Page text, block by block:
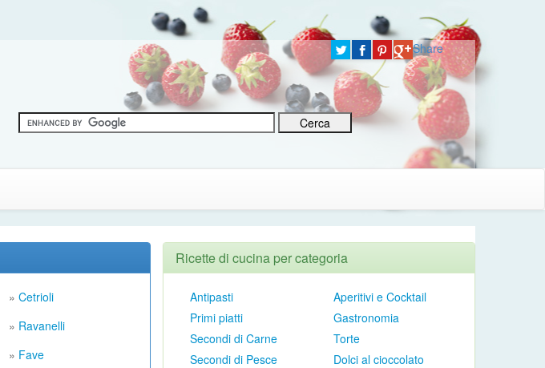
Share
» Cetrioli
» Ravanelli
» Fave
Ricette di cucina per categoria
Antipasti
Primi piatti
Secondi di Carne
Secondi di Pesce
Aperitivi e Cocktail
Gastronomia
Torte
Dolci al cioccolato